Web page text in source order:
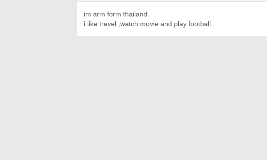
im arm form thailand
i like travel ,watch movie and play football